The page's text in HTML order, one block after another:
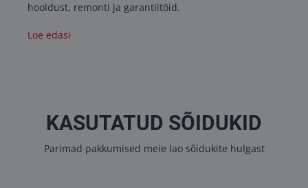
hooldust, remonti ja garantiitöid.
Loe edasi
KASUTATUD SÕIDUKID
Parimad pakkumised meie lao sõidukite hulgast